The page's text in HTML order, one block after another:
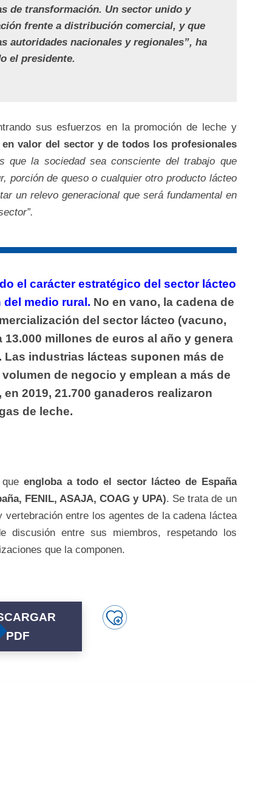
de transformación. Un sector unido y
frente a distribución comercial, y que
autoridades nacionales y regionales”, ha
el presidente.
sus esfuerzos en la promoción de leche y
en valor del sector y de todos los profesionales
que la sociedad sea consciente del trabajo que
porción de queso o cualquier otro producto lácteo
un relevo generacional que será fundamental en
el carácter estratégico del sector lácteo
medio rural. No en vano, la cadena de
del sector lácteo (vacuno,
millones de euros al año y genera
Las industrias lácteas suponen más de
de negocio y emplean a más de
2019, 21.700 ganaderos realizaron
de leche.
engloba a todo el sector lácteo de España
FENIL, ASAJA, COAG y UPA). Se trata de un
entre los agentes de la cadena láctea
entre sus miembros, respetando los
que la componen.
PDF